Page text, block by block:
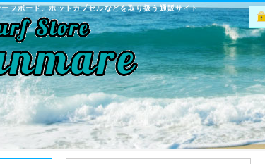
フボード、ホットカプセルなどを取り扱う通販サイト